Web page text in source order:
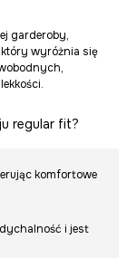
garderoby,
wyróżnia się
regular fit?
komfortowe
i jest